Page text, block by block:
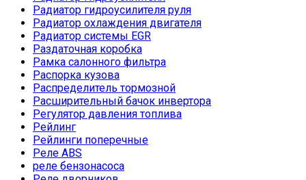
Радиатор гидроусилителя руля
Радиатор охлаждения двигателя
Радиатор системы EGR
Раздаточная коробка
Рамка салонного фильтра
Распорка кузова
Распределитель тормозной
Расширительный бачок инвертора
Регулятор давления топлива
Рейлинг
Рейлинги поперечные
Реле ABS
реле бензонасоса